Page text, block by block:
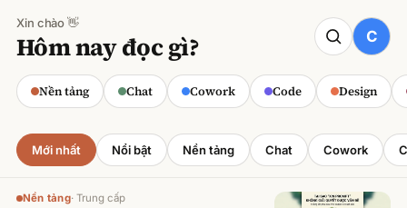
Xin chào 👋
Hôm nay đọc gì?
Nền tảng Chat Cowork Code Design
CODE
Claude cho Sales: Dự báo doanh số
chính xác
Minh Tuấn ·800 lượt xem
Mới nhất Nổi bật Nền tảng Chat Cowork
Nền tảng· Trung cấp